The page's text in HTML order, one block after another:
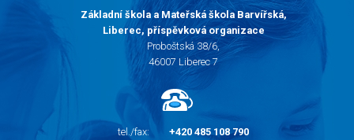
Základní škola a Mateřská škola Barvířská,
Liberec, příspěvková organizace
Proboštská 38/6,
46007 Liberec 7
tel./fax:
+420 485 108 790